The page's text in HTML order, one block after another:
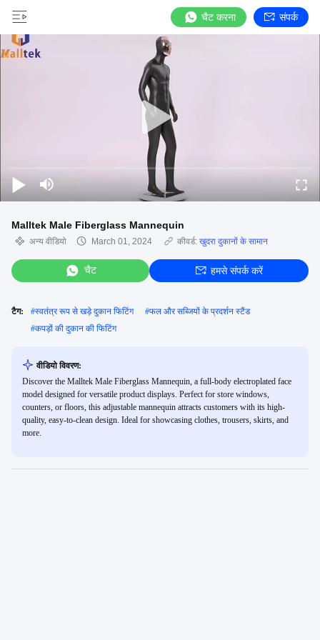
चैट करना संपर्क
Malltek Male Fiberglass Mannequin
अन्य वीडियो March 01, 2024 कीवर्ड: खुदरा दुकानों के सामान
चैट हमसे संपर्क करें
टैग: #स्वतंत्र रूप से खड़े दुकान फिटिंग #फल और सब्जियों के प्रदर्शन स्टैंड
#कपड़ों की दुकान की फिटिंग
वीडियो विवरण:
Discover the Malltek Male Fiberglass Mannequin, a full-body electroplated face
model designed for versatile product displays. Perfect for store windows,
counters, or floors, this adjustable mannequin attracts customers with its high-
quality, easy-to-clean design. Ideal for showcasing clothes, trousers, skirts, and
more.